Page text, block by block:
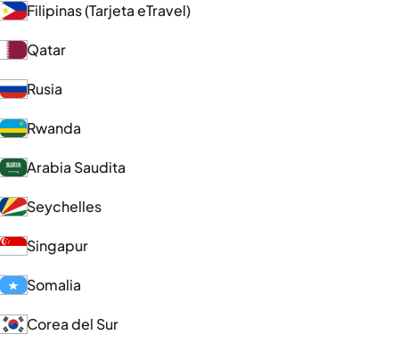
Filipinas (Tarjeta eTravel)
Qatar
Rusia
Rwanda
Arabia Saudita
Seychelles
Singapur
Somalia
Corea del Sur